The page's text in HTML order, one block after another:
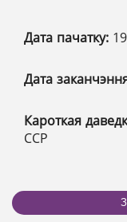
Дата пачатку:
Дата
Кароткая
ССР